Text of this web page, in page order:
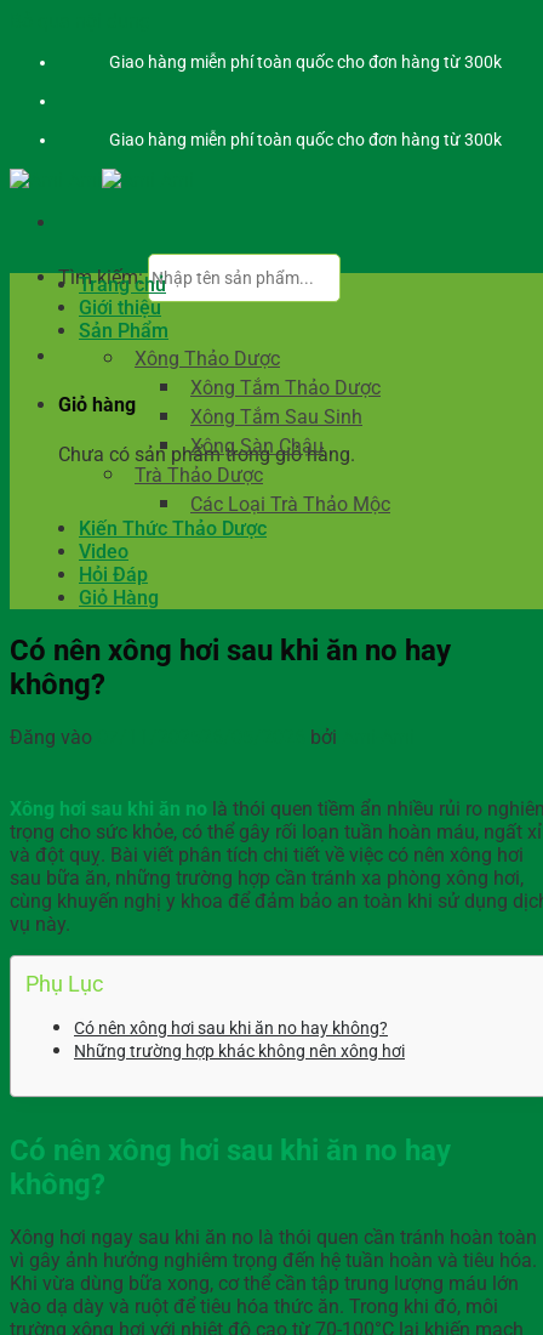
Giao hàng miễn phí toàn quốc cho đơn hàng từ 300k
Giao hàng miễn phí toàn quốc cho đơn hàng từ 300k
Tìm kiếm:
Giỏ hàng
Chưa có sản phẩm trong giỏ hàng.
Trang chủ
Giới thiệu
Sản Phẩm
Xông Thảo Dược
Xông Tắm Thảo Dược
Xông Tắm Sau Sinh
Xông Sàn Chậu
Trà Thảo Dược
Các Loại Trà Thảo Mộc
Kiến Thức Thảo Dược
Video
Hỏi Đáp
Giỏ Hàng
Có nên xông hơi sau khi ăn no hay
không?
Đăng vào bởi
Xông hơi sau khi ăn no là thói quen tiềm ẩn nhiều rủi ro
trọng cho sức khỏe, có thể gây rối loạn tuần hoàn máu, ngất
và đột quỵ. Bài viết phân tích chi tiết về việc có nên xông hơi
sau bữa ăn, những trường hợp cần tránh xa phòng xông hơi,
cùng khuyến nghị y khoa để đảm bảo an toàn khi sử dụng
vụ này.
Phụ Lục
Có nên xông hơi sau khi ăn no hay không?
Những trường hợp khác không nên xông hơi
Có nên xông hơi sau khi ăn no hay
không?
Xông hơi ngay sau khi ăn no là thói quen cần tránh hoàn toàn
vì gây ảnh hưởng nghiêm trọng đến hệ tuần hoàn và tiêu hóa.
Khi vừa dùng bữa xong, cơ thể cần tập trung lượng máu lớn
vào dạ dày và ruột để tiêu hóa thức ăn. Trong khi đó, môi
trường xông hơi với nhiệt độ cao từ 70-100°C lại khiến mạch